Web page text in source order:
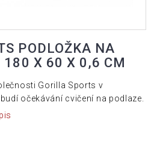
PODLOŽKA NA
180 X 60 X 0,6 CM
Gorilla Sports v
očekávání cvičení na podlaze.